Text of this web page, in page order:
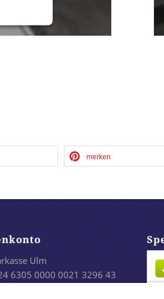
merken
Ulm
6305 0000 0021 3296 43